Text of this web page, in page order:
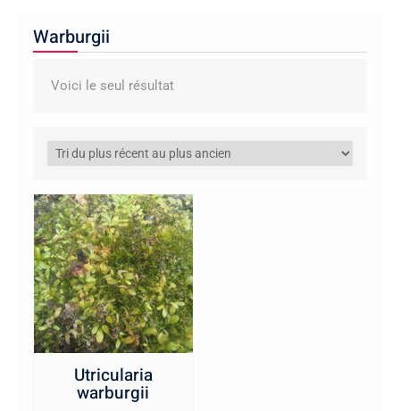
Warburgii
Voici le seul résultat
Utricularia
warburgii